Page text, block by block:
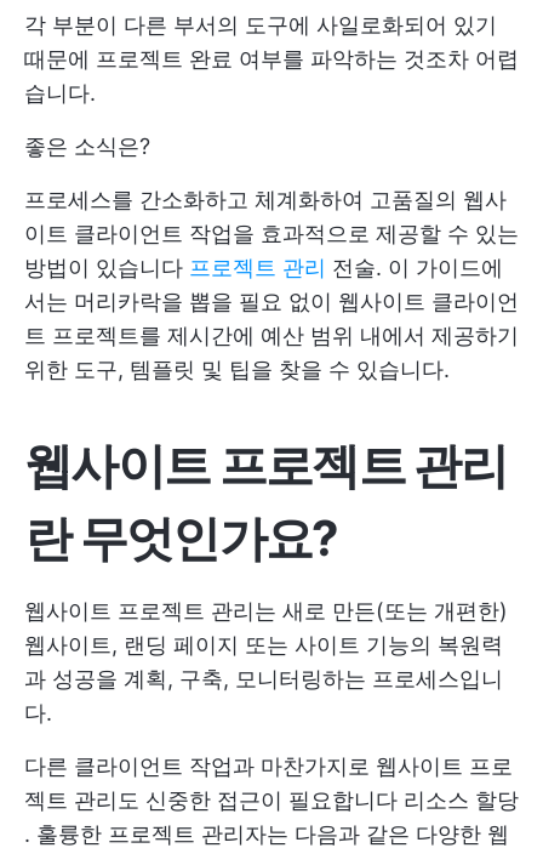
각 부분이 다른 부서의 도구에 사일로화되어 있기
때문에 프로젝트 완료 여부를 파악하는 것조차 어렵
습니다.
좋은 소식은?
프로세스를 간소화하고 체계화하여 고품질의 웹사
이트 클라이언트 작업을 효과적으로 제공할 수 있는
방법이 있습니다 프로젝트 관리 전술. 이 가이드에
서는 머리카락을 뽑을 필요 없이 웹사이트 클라이언
트 프로젝트를 제시간에 예산 범위 내에서 제공하기
위한 도구, 템플릿 및 팁을 찾을 수 있습니다.
웹사이트 프로젝트 관리
란 무엇인가요?
웹사이트 프로젝트 관리는 새로 만든(또는 개편한)
웹사이트, 랜딩 페이지 또는 사이트 기능의 복원력
과 성공을 계획, 구축, 모니터링하는 프로세스입니
다.
다른 클라이언트 작업과 마찬가지로 웹사이트 프로
젝트 관리도 신중한 접근이 필요합니다 리소스 할당
. 훌륭한 프로젝트 관리자는 다음과 같은 다양한 웹